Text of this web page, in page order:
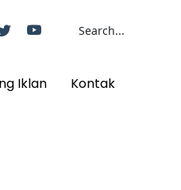
Iklan Kontak